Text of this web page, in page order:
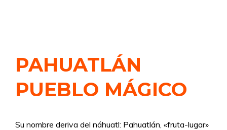
PAHUATLÁN
PUEBLO MÁGICO
Su nombre deriva del náhuatl: Pahuatlán, «fruta-lugar»